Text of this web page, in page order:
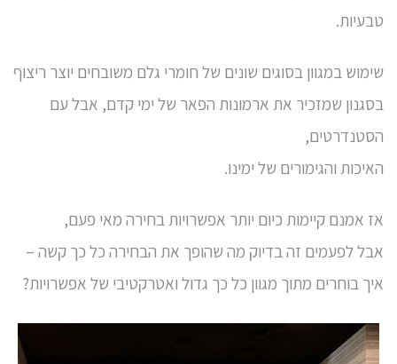
טבעיות.
שימוש במגוון בסוגים שונים של חומרי גלם משובחים יוצר ריצוף
בסגנון שמזכיר את ארמונות הפאר של ימי קדם, אבל עם
הסטנדרטים,
האיכות והגימורים של ימינו.
אז אמנם קיימות כיום יותר אפשרויות בחירה מאי פעם,
אבל לפעמים זה בדיוק מה שהופך את הבחירה כל כך קשה –
איך בוחרים מתוך מגוון כל כך גדול ואטרקטיבי של אפשרויות?